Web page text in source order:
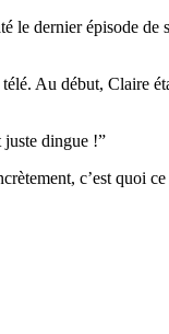
dernier épisode de
Au début, Claire
juste dingue !”
c’est quoi